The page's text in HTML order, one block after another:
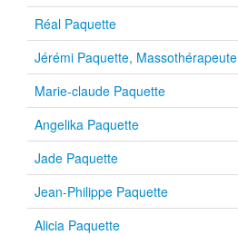
Réal Paquette
Jérémi Paquette, Massothérapeute
Marie-claude Paquette
Angelika Paquette
Jade Paquette
Jean-Philippe Paquette
Alicia Paquette